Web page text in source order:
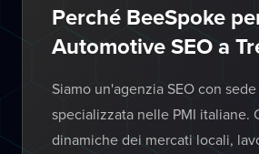
Perché BeeSpoke
Automotive SEO a
Siamo un'agenzia SEO con
specializzata nelle PMI italiane.
dinamiche dei mercati locali,